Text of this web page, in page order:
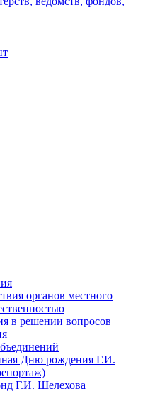
органов местного
в решении вопросов
Дню рождения Г.И.
Г.И. Шелехова